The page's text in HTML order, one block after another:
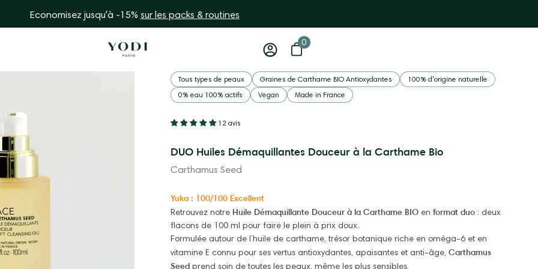
Economisez jusqu'à -15% sur les packs & routines
Mon
compte
Ouvrir le panier
0
0 article
d'images
Tous types de peaux Graines de Carthame BIO Antioxydantes
100% d'origine naturelle
0% eau 100% actifs
Vegan Made in France
12 avis
DUO Huiles Démaquillantes Douceur à la Carthame Bio
Carthamus Seed
Yuka : 100/100 Excellent
Retrouvez notre Huile Démaquillante Douceur à la Carthame BIO en format duo : deux
flacons de 100 ml pour faire le plein à prix doux.
Formulée autour de l’huile de carthame, trésor botanique riche en oméga-6 et en
vitamine E connu pour ses vertus antioxydantes, apaisantes et anti-âge, Carthamus
Seed prend soin de toutes les peaux, même les plus sensibles.